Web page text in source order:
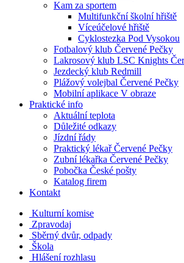
Kam za sportem
Multifunkční školní hřiště
Víceúčelové hřiště
Cyklostezka Pod Vysokou
Fotbalový klub Červené Pečky
Lakrosový klub LSC Knights
Jezdecký klub Redmill
Plážový volejbal Červené Pečky
Mobilní aplikace V obraze
Praktické info
Aktuální teplota
Důležité odkazy
Jízdní řády
Praktický lékař Červené Pečky
Zubní lékařka Červené Pečky
Pobočka České pošty
Katalog firem
Kontakt
Kulturní komise
Zpravodaj
Sběrný dvůr, odpady
Škola
Hlášení rozhlasu